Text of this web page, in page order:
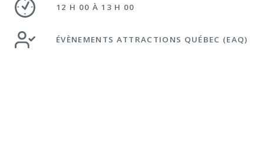
12 H 00 À 13 H 00
ÉVÈNEMENTS ATTRACTIONS QUÉBEC (EAQ)